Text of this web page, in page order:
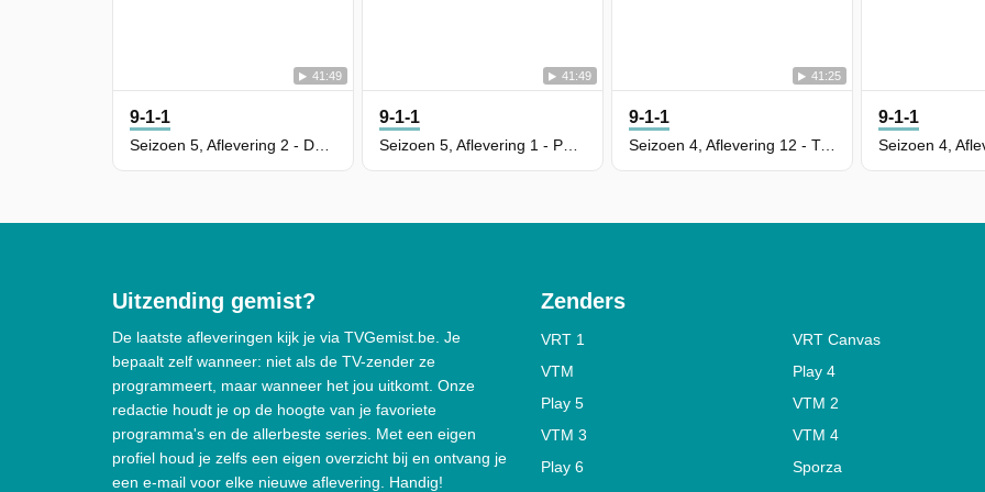
41:49
9-1-1
41:49
9-1-1
41:25
9-1-1
Seizoen 4, Aflevering 12 - Treasure Hunt
9-1-1
Uitzending gemist?
De laatste afleveringen kijk je via TVGemist.be. Je
bepaalt zelf wanneer: niet als de TV-zender ze
programmeert, maar wanneer het jou uitkomt. Onze
redactie houdt je op de hoogte van je favoriete
programma's en de allerbeste series. Met een eigen
profiel houd je zelfs een eigen overzicht bij en ontvang je
een e-mail voor elke nieuwe aflevering. Handig!
Zenders
VRT 1
VRT Canvas
VTM
Play 4
Play 5
VTM 2
VTM 3
VTM 4
Play 6
Sporza